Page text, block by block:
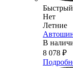
Нет
Летние
В
8 078 ₽